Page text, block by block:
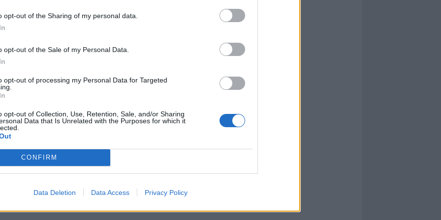
opt-out of the Sharing of my personal data.
opt-out of the Sale of my Personal Data.
opt-out of processing my Personal Data for Targeted
opt-out of Collection, Use, Retention, Sale, and/or Sharing
Data that Is Unrelated with the Purposes for which it
CONFIRM
Data Deletion Data Access Privacy Policy
ci sarà ancora una situazione
sanitaria complicata e che muovere una
un altro è complicato. È come un
se togli l’architrave che sta alla base
giù tutto. Draghi sta lavorando bene?
energia e concretezza? Sì. Poi non
abbia. Ma la mia riflessione da
Lega è che Draghi sta lavorando bene
resti dov’è, poi a gennaio ne